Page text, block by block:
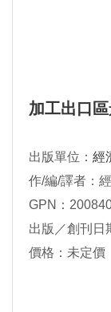
加工出口
出版單位： 經
作/編/譯者：
GPN：
出版／創刊日
價格：未定價